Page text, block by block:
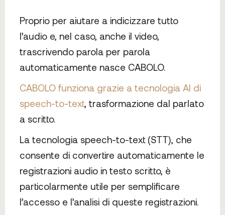
Proprio per aiutare a indicizzare tutto
l’audio e, nel caso, anche il video,
trascrivendo parola per parola
automaticamente nasce CABOLO.
CABOLO funziona grazie a tecnologia AI di
speech-to-text, trasformazione dal parlato
a scritto.
La tecnologia speech-to-text (STT), che
consente di convertire automaticamente le
registrazioni audio in testo scritto, è
particolarmente utile per semplificare
l’accesso e l’analisi di queste registrazioni.